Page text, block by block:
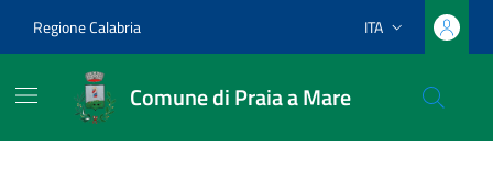
Regione Calabria Lingua attiva:
ITA
Comune di Praia a Mare